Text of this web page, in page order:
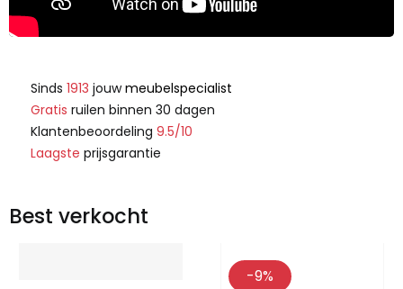
Sinds 1913 jouwmeubelspecialist
Gratis ruilen binnen 30 dagen
Klantenbeoordeling 9.5/10
Laagste prijsgarantie
Best verkocht
-9%